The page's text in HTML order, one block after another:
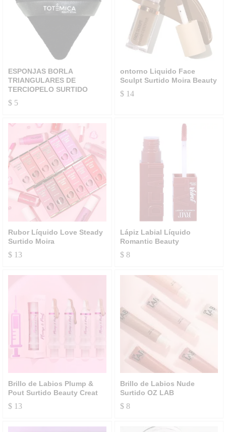
ESPONJAS BORLA
TRIANGULARES DE
TERCIOPELO SURTIDO
$ 5
ontorno Liquido Face
Sculpt Surtido Moira Beauty
$14
Rubor Líquido Love Steady
Surtido Moira
$ 13
Lápiz Labial Líquido
Romantic Beauty
$8
Brillo de Labios Plump &
Pout Surtido Beauty Creat
$ 13
Brillo de Labios Nude
Surtido OZ LAB
$8